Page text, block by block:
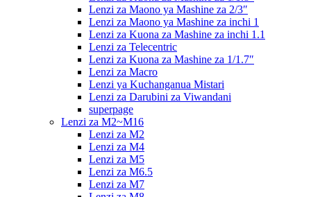
Lenzi za Maono ya Mashine za 2/3″
Lenzi za Maono ya Mashine za inchi 1
Lenzi za Kuona za Mashine za inchi 1.1
Lenzi za Telecentric
Lenzi za Kuona za Mashine za 1/1.7″
Lenzi za Macro
Lenzi ya Kuchanganua Mistari
Lenzi za Darubini za Viwandani
superpage
Lenzi za M2~M16
Lenzi za M2
Lenzi za M4
Lenzi za M5
Lenzi za M6.5
Lenzi za M7